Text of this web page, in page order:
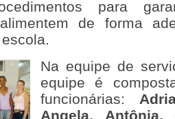
para
de forma
Na equipe de
equipe é
funcionárias:
Angela, Antônia,